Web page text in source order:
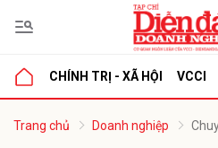
CHÍNH TRỊ - XÃ HỘI VCCI
Trang chủ Doanh nghiệp
luận